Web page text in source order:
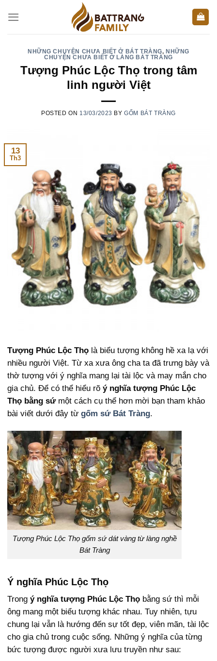
NHỮNG CHUYỆN CHƯA BIẾT Ở BÁT TRÀNG,NHỮNG
CHUYỆN CHƯA BIẾT Ở LÀNG BÁT TRÀNG
Tượng Phúc Lộc Thọ trong tâm
linh người Việt
POSTED ON 13/03/2023 BYGỐM BÁT TRÀNG
13
Th3
Tượng Phúc Lộc Thọ là biểu tượng không hề xa lạ với
nhiều người Việt. Từ xa xưa ông cha ta đã trưng bày và
thờ tượng với ý nghĩa mang lại tài lộc và may mắn cho
gia chủ. Để có thể hiểu rõ ý nghĩa tượng Phúc Lộc
Thọ bằng sứmột cách cụ thể hơn mời bạn tham khảo
bài viết dưới đây từ gốm sứ Bát Tràng.
Tượng Phúc Lộc Thọ gốm sứ dát vàng từ làng nghề
Bát Tràng
Ý nghĩa Phúc Lộc Thọ
Trong ý nghĩa tượng Phúc Lộc Thọ bằng sứ thì mỗi
ông mang một biểu tượng khác nhau. Tuy nhiên, tựu
chung lại vẫn là hướng đến sự tốt đẹp, viên mãn, tài lộc
cho gia chủ trong cuộc sống. Những ý nghĩa của từng
bức tượng được người xưa lưu truyền như sau: